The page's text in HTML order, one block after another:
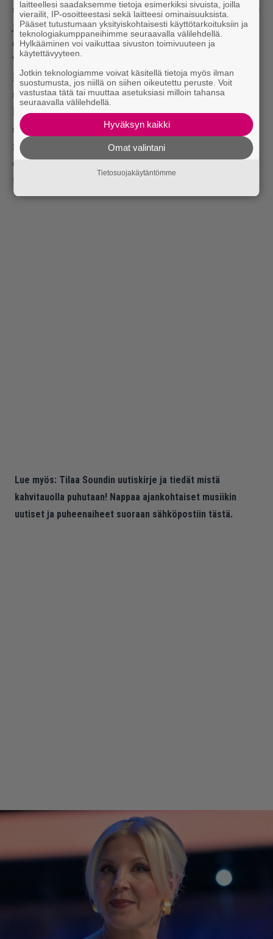
siilitukan selkälipun heinäkuun alussa 1988… Ihme
juttu, mutta sehän ei muistanut tätä juttua
ollenkaan, ja minä muistan sen kuin eilisen päivän!
Viidestoista lokakuuta on muutenkin melkoisen
legendaarinen metallipäivä, kun sitä katselee
suomalaisesta näkökulmasta. Tasan
kolmekymmentä vuotta sitten muuan Metallica
saapui Helsingin jäähalliin Damaged Justice -
maailmankiertueella, ja paukautti sellaisen keikan,
että esimerkiksi yllekirjoittanut ei ole vieläkään
toipunut siitä. Aiheesta enemmän
Lue myös: Tilaa Soundin uutiskirje ja tiedät mistä
kahvitauolla puhutaan! Nappaa ajankohtaiset musiikin
uutiset ja puheenaiheet suoraan sähköpostiin tästä.
laitteellesi saadaksemme tietoja esimerkiksi sivuista, joilla
vierailit, IP-osoitteestasi sekä laitteesi ominaisuuksista.
Pääset tutustumaan yksityiskohtaisesti käyttötarkoituksiin ja
teknologiakumppaneihimme seuraavalla välilehdellä.
Hylkääminen voi vaikuttaa sivuston toimivuuteen ja
käytettävyyteen.
Jotkin teknologiamme voivat käsitellä tietoja myös ilman
suostumusta, jos niillä on siihen oikeutettu peruste. Voit
vastustaa tätä tai muuttaa asetuksiasi milloin tahansa
seuraavalla välilehdellä.
Hyväksyn kaikki
Omat valintani
Tietosuojakäytäntömme